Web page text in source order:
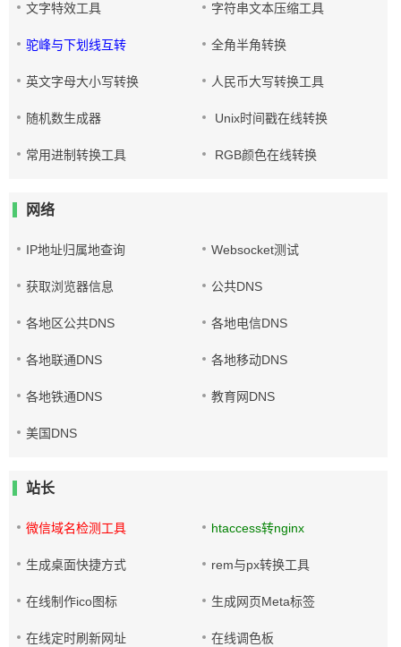
文字特效工具 字符串文本压缩工具
驼峰与下划线互转 全角半角转换
英文字母大小写转换 人民币大写转换工具
随机数生成器 Unix时间戳在线转换
常用进制转换工具 RGB颜色在线转换
网络
IP地址归属地查询 Websocket测试
获取浏览器信息 公共DNS
各地区公共DNS 各地电信DNS
各地联通DNS 各地移动DNS
各地铁通DNS 教育网DNS
美国DNS
站长
微信域名检测工具 htaccess转nginx
生成桌面快捷方式 rem与px转换工具
在线制作ico图标 生成网页Meta标签
在线定时刷新网址 在线调色板